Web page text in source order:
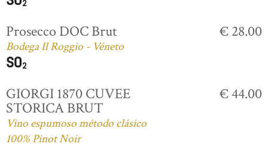
Prosecco DOC Brut
Bodega Il Roggio - Véneto
€ 28.00
GIORGI 1870 CUVEE
STORICA BRUT
Vino espumoso método clásico
100% Pinot Noir
€ 44.00